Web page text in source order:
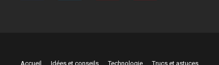
Accueil Idées et conseils Technologie Trucs et astuces